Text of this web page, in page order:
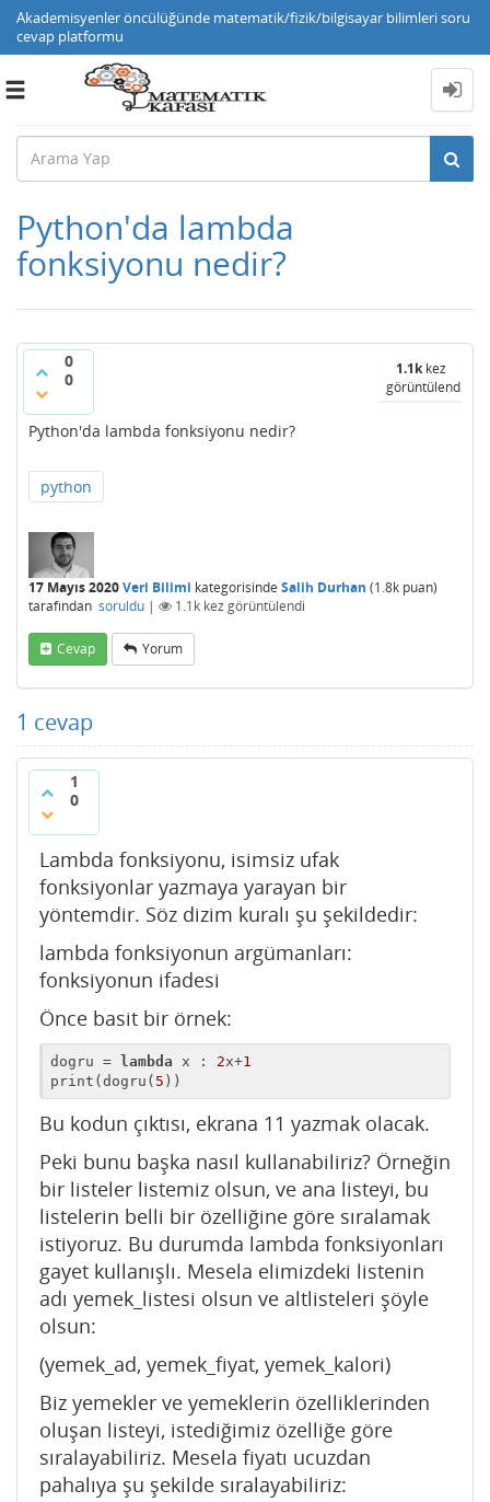
Akademisyenler öncülüğünde matematik/fizik/bilgisayar bilimleri soru
cevap platformu
Toggle
Python'da lambda
fonksiyonu nedir?
0
0
1.1kkez
görüntülendi
Python'da lambda fonksiyonu nedir?
python
17 Mayıs 2020Veri Bilimi kategorisinde Salih Durhan (1.8k puan)
tarafından soruldu | 1.1k kez görüntülendi
Cevap Yorum
1 cevap
1
0
Lambda fonksiyonu, isimsiz ufak
fonksiyonlar yazmaya yarayan bir
yöntemdir. Söz dizim kuralı şu şekildedir:
lambda fonksiyonun argümanları:
fonksiyonun ifadesi
Önce basit bir örnek:
dogru = lambda x : 2x+1
print(dogru( 5 ))
Bu kodun çıktısı, ekrana 11 yazmak olacak.
Peki bunu başka nasıl kullanabiliriz? Örneğin
bir listeler listemiz olsun, ve ana listeyi, bu
listelerin belli bir özelliğine göre sıralamak
istiyoruz. Bu durumda lambda fonksiyonları
gayet kullanışlı. Mesela elimizdeki listenin
adı yemek_listesi olsun ve altlisteleri şöyle
olsun:
(yemek_ad, yemek_fiyat, yemek_kalori)
Biz yemekler ve yemeklerin özelliklerinden
oluşan listeyi, istediğimiz özelliğe göre
sıralayabiliriz. Mesela fiyatı ucuzdan
pahalıya şu şekilde sıralayabiliriz: